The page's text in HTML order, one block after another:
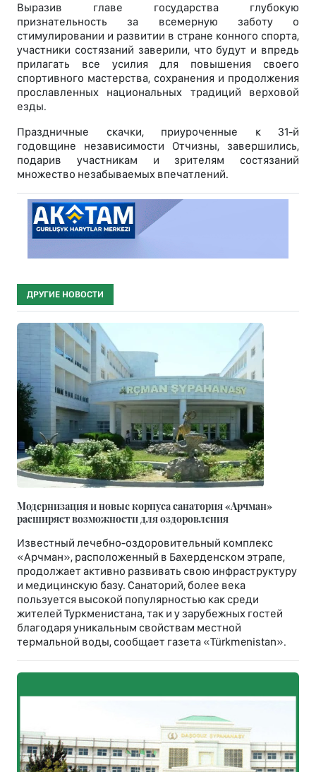
Выразив главе государства глубокую
признательность за всемерную заботу о
стимулировании и развитии в стране конного спорта,
участники состязаний заверили, что будут и впредь
прилагать все усилия для повышения своего
спортивного мастерства, сохранения и продолжения
прославленных национальных традиций верховой
езды.
Праздничные скачки, приуроченные к 31-й
годовщине независимости Отчизны, завершились,
подарив участникам и зрителям состязаний
множество незабываемых впечатлений.
ДРУГИЕ НОВОСТИ
Модернизация и новые корпуса санатория «Арчман»
расширяет возможности для оздоровления
Известный лечебно-оздоровительный комплекс
«Арчман», расположенный в Бахерденском этрапе,
продолжает активно развивать свою инфраструктуру
и медицинскую базу. Санаторий, более века
пользуется высокой популярностью как среди
жителей Туркменистана, так и у зарубежных гостей
благодаря уникальным свойствам местной
термальной воды, сообщает газета «Türkmenistan».